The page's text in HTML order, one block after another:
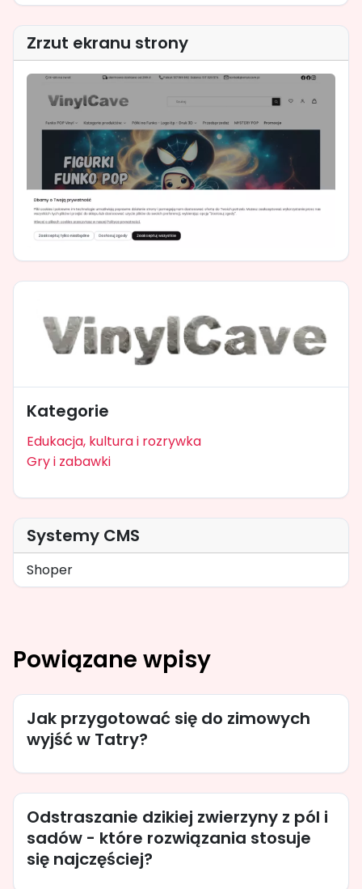
Zrzut ekranu strony
Kategorie
Edukacja, kultura i rozrywka
Gry i zabawki
Systemy CMS
Shoper
Powiązane wpisy
Jak przygotować się do zimowych
wyjść w Tatry?
Odstraszanie dzikiej zwierzyny z pól i
sadów - które rozwiązania stosuje
się najczęściej?